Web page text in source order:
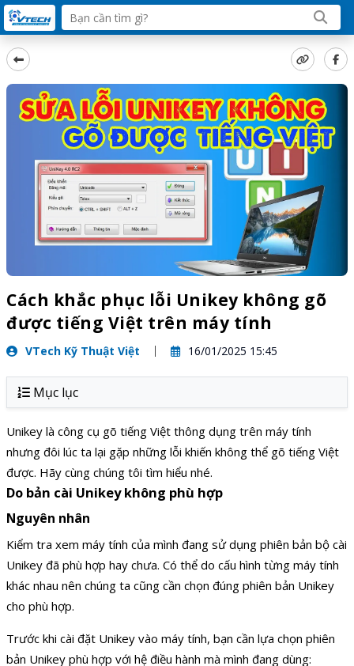
Cách khắc phục lỗi Unikey không gõ
được tiếng Việt trên máy tính
VTech Kỹ Thuật Việt 16/01/2025 15:45
Mục lục
Unikey là công cụ gõ tiếng Việt thông dụng trên máy tính
nhưng đôi lúc ta lại gặp những lỗi khiến không thể gõ tiếng Việt
được. Hãy cùng chúng tôi tìm hiểu nhé.
Do bản cài Unikey không phù hợp
Nguyên nhân
Kiểm tra xem máy tính của mình đang sử dụng phiên bản bộ cài
Unikey đã phù hợp hay chưa. Có thể do cấu hình từng máy tính
khác nhau nên chúng ta cũng cần chọn đúng phiên bản Unikey
cho phù hợp.
Trước khi cài đặt Unikey vào máy tính, bạn cần lựa chọn phiên
bản Unikey phù hợp với hệ điều hành mà mình đang dùng: